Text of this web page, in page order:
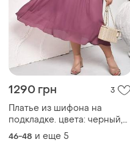
1290 грн 3
Платье из шифона на
подкладке. цвета: черный,
фрез, темно-синий,
46-48 и еще 5